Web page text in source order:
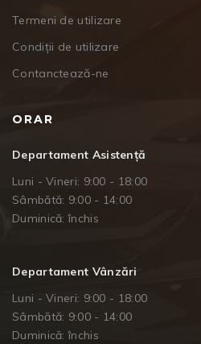
Termeni de utilizare
Condiții de utilizare
Contanctează-ne
ORAR
Departament Asistență
Luni - Vineri: 9:00 - 18:00
Sâmbătă: 9:00 - 14:00
Duminică: închis
Departament Vânzări
Luni - Vineri: 9:00 - 18:00
Sâmbătă: 9:00 - 14:00
Duminică: închis